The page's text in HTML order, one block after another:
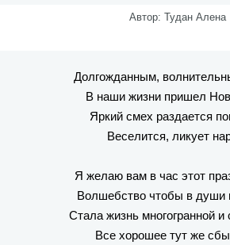
Автор: Тудан Алена
Долгожданным,
В наши жизни пришел
Яркий смех раздается
Веселится, ликует
Я желаю вам в час этот
Волшебство чтобы в души
Стала жизнь многогранной и
Все хорошее тут же